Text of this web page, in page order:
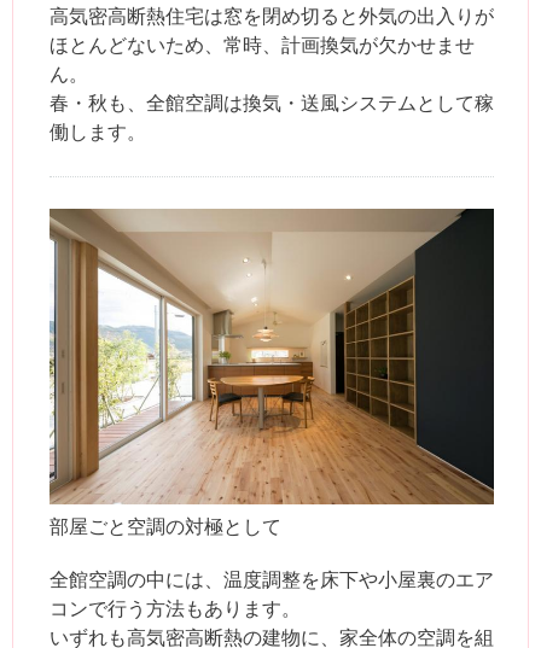
高気密高断熱住宅は窓を閉め切ると外気の出入りが
ほとんどないため、常時、計画換気が欠かせませ
ん。
春・秋も、全館空調は換気・送風システムとして稼
働します。
部屋ごと空調の対極として
全館空調の中には、温度調整を床下や小屋裏のエア
コンで行う方法もあります。
いずれも高気密高断熱の建物に、家全体の空調を組